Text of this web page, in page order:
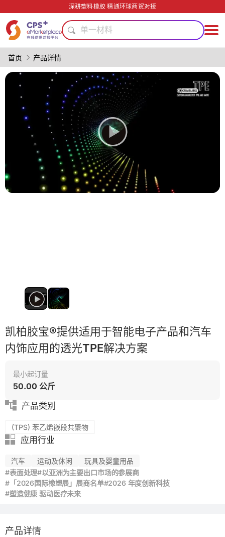
深耕塑料橡胶 精通环球商贸对接
碳纤维复合材料
单一材料
PP
医疗级
PVC
绿色成型方案
模具
表面处理
碳纤维复合材料
食品级
单一材料
PP
PET
首页 产品详情
凯柏胶宝®提供适用于智能电子产品和汽车
内饰应用的透光TPE解决方案
最小起订量
50.00 公斤
产品类别
(TPS) 苯乙烯嵌段共聚物
应用行业
汽车 运动及休闲
玩具及婴童用品
#表面处理#以亚洲为主要出口市场的参展商
#「2026国际橡塑展」展商名单#2026 年度创新科技
#塑造健康 驱动医疗未来
产品详情